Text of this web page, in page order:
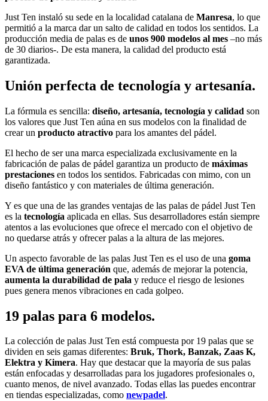
Just Ten instaló su sede en la localidad catalana de Manresa, lo que
permitió a la marca dar un salto de calidad en todos los sentidos. La
producción media de palas es de unos 900 modelos al mes –no más
de 30 diarios-. De esta manera, la calidad del producto está
garantizada.
Unión perfecta de tecnología y artesanía.
La fórmula es sencilla: diseño, artesanía, tecnología y calidad son
los valores que Just Ten aúna en sus modelos con la finalidad de
crear un producto atractivo para los amantes del pádel.
El hecho de ser una marca especializada exclusivamente en la
fabricación de palas de pádel garantiza un producto de máximas
prestaciones en todos los sentidos. Fabricadas con mimo, con un
diseño fantástico y con materiales de última generación.
Y es que una de las grandes ventajas de las palas de pádel Just Ten
es la tecnología aplicada en ellas. Sus desarrolladores están siempre
atentos a las evoluciones que ofrece el mercado con el objetivo de
no quedarse atrás y ofrecer palas a la altura de las mejores.
Un aspecto favorable de las palas Just Ten es el uso de una goma
EVA de última generación que, además de mejorar la potencia,
aumenta la durabilidad de pala y reduce el riesgo de lesiones
pues genera menos vibraciones en cada golpeo.
19 palas para 6 modelos.
La colección de palas Just Ten está compuesta por 19 palas que se
dividen en seis gamas diferentes: Bruk, Thork, Banzak, Zaas K,
Elektra y Kimera. Hay que destacar que la mayoría de sus palas
están enfocadas y desarrolladas para los jugadores profesionales o,
cuanto menos, de nivel avanzado. Todas ellas las puedes encontrar
en tiendas especializadas, como newpadel.